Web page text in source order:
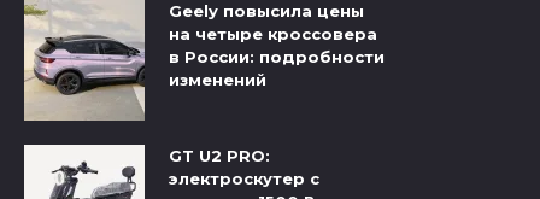
Geely повысила цены
на четыре кроссовера
в России: подробности
изменений
GT U2 PRO:
электроскутер с